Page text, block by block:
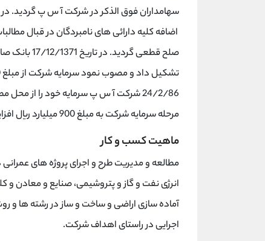
اضافه کلیه دارائی های نامبردگان در قبال
صلح قطعی
مرحله سرمایه شرکت به مبلغ 900 میلیارد ریال افزایش پیدا کرده است.
ماهیت کسب و کار
مطالعه و مدیریت طرح و اجرای پروژه های
انرژی نفت و گاز و پتروشیمی، صنایع و معادن و
آماده سازی اراضی و ساخت و ساز در رشته ها و
اجرایی در راستای اهداف شرکت.